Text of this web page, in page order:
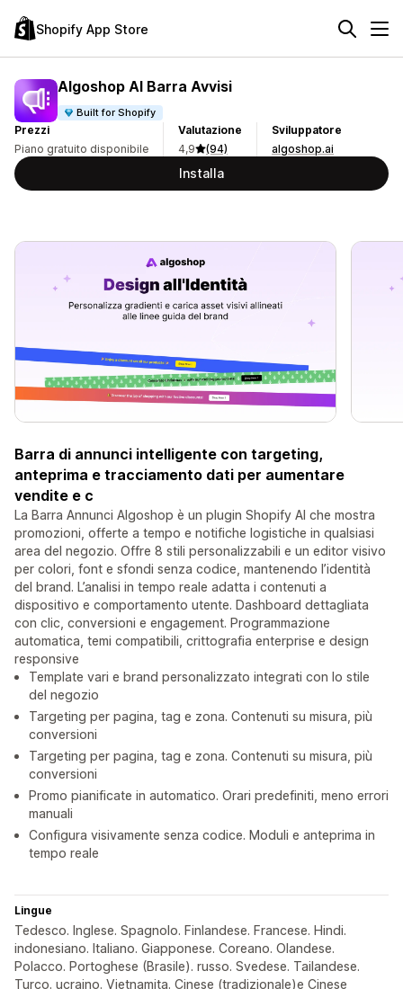
Shopify App Store
Algoshop AI Barra Avvisi
Built for Shopify
Prezzi
Piano gratuito disponibile
Valutazione
4,9
(94)
Sviluppatore
algoshop.ai
Installa
Barra di annunci intelligente con targeting,
anteprima e tracciamento dati per aumentare
vendite e c
La Barra Annunci Algoshop è un plugin Shopify AI che mostra
promozioni, offerte a tempo e notifiche logistiche in qualsiasi
area del negozio. Offre 8 stili personalizzabili e un editor visivo
per colori, font e sfondi senza codice, mantenendo l’identità
del brand. L’analisi in tempo reale adatta i contenuti a
dispositivo e comportamento utente. Dashboard dettagliata
con clic, conversioni e engagement. Programmazione
automatica, temi compatibili, crittografia enterprise e design
responsive
Template vari e brand personalizzato integrati con lo stile
del negozio
Targeting per pagina, tag e zona. Contenuti su misura, più
conversioni
Targeting per pagina, tag e zona. Contenuti su misura, più
conversioni
Promo pianificate in automatico. Orari predefiniti, meno errori
manuali
Configura visivamente senza codice. Moduli e anteprima in
tempo reale
Lingue
Tedesco. Inglese. Spagnolo. Finlandese. Francese. Hindi.
indonesiano. Italiano. Giapponese. Coreano. Olandese.
Polacco. Portoghese (Brasile). russo. Svedese. Tailandese.
Turco. ucraino. Vietnamita. Cinese (tradizionale)e Cinese